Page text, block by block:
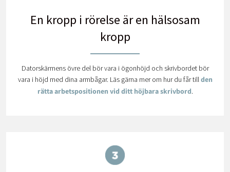
En kropp i rörelse är en hälsosam
kropp
Datorskärmens övre del bör vara i ögonhöjd och skrivbordet bör
vara i höjd med dina armbågar. Läs gärna mer om hur du får tillden
rätta arbetspositionen vid ditt höjbara skrivbord.